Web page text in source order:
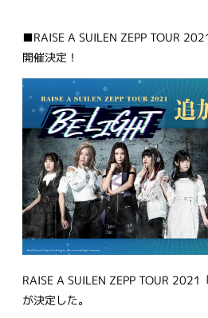
■RAISE A SUILEN ZEPP TOUR
開催決定！
RAISE A SUILEN ZEPP TOUR 2021
が決定した。